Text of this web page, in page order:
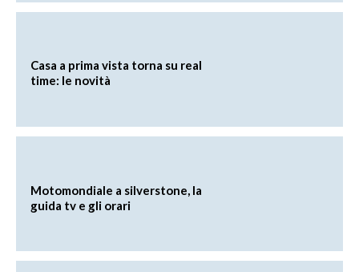
Casa a prima vista torna su real
time: le novità
Motomondiale a silverstone, la
guida tv e gli orari